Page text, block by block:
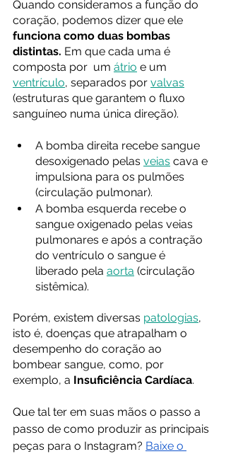
Quando consideramos a função do
coração, podemos dizer que ele
funciona como duas bombas
distintas. Em que cada uma é
composta por  um átrio e um
ventrículo, separados por valvas
(estruturas que garantem o fluxo
sanguíneo numa única direção).
A bomba direita recebe sangue
desoxigenado pelas veias cava e
impulsiona para os pulmões
(circulação pulmonar).
A bomba esquerda recebe o
sangue oxigenado pelas veias
pulmonares e após a contração
do ventrículo o sangue é
liberado pela aorta (circulação
sistêmica).
Porém, existem diversas patologias,
isto é, doenças que atrapalham o
desempenho do coração ao
bombear sangue, como, por
exemplo, a Insuficiência Cardíaca.
Que tal ter em suas mãos o passo a
passo de como produzir as principais
peças para o Instagram? Baixe o